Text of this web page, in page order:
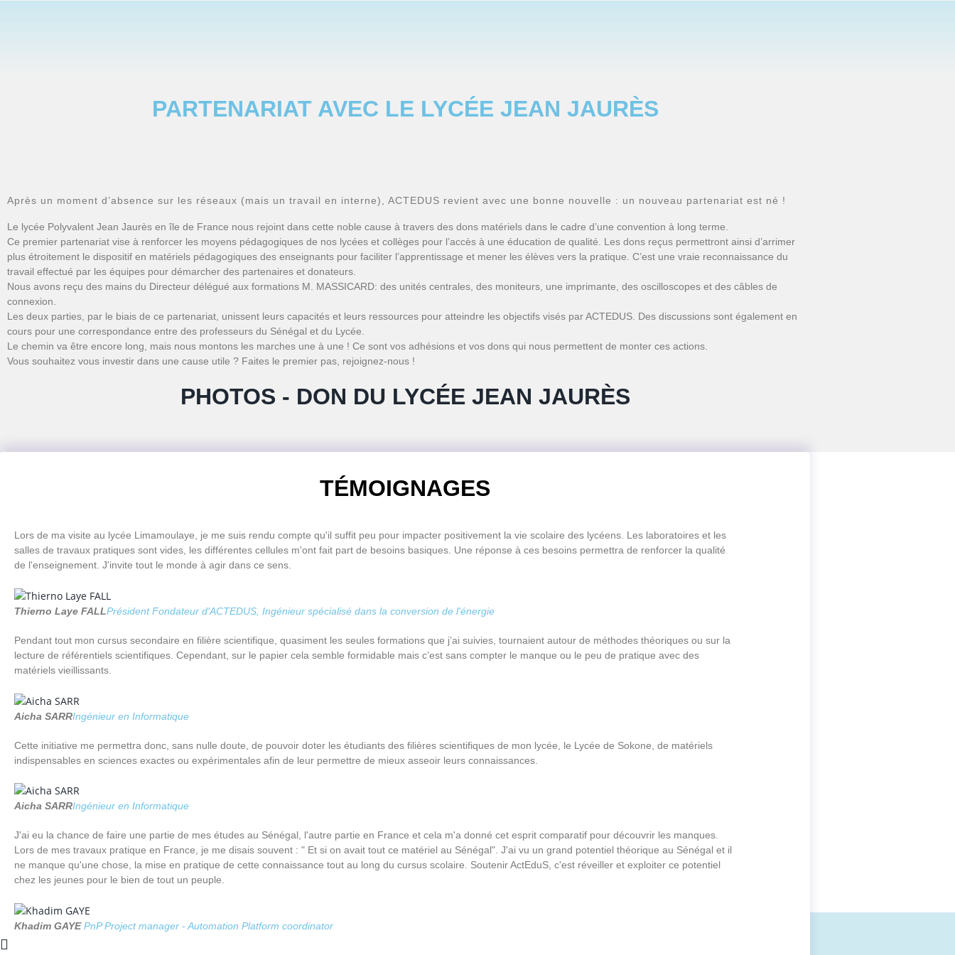
PARTENARIAT AVEC LE LYCÉE JEAN JAURÈS
Après un moment d’absence sur les réseaux (mais un travail en interne), ACTEDUS revient avec une bonne nouvelle : un nouveau partenariat est né !
Le lycée Polyvalent Jean Jaurès en île de France nous rejoint dans cette noble cause à travers des dons matériels dans le cadre d’une convention à long terme.
Ce premier partenariat vise à renforcer les moyens pédagogiques de nos lycées et collèges pour l’accès à une éducation de qualité. Les dons reçus permettront ainsi d’arrimer
plus étroitement le dispositif en matériels pédagogiques des enseignants pour faciliter l’apprentissage et mener les élèves vers la pratique. C’est une vraie reconnaissance du
travail effectué par les équipes pour démarcher des partenaires et donateurs.
Nous avons reçu des mains du Directeur délégué aux formations M. MASSICARD: des unités centrales, des moniteurs, une imprimante, des oscilloscopes et des câbles de
connexion.
Les deux parties, par le biais de ce partenariat, unissent leurs capacités et leurs ressources pour atteindre les objectifs visés par ACTEDUS. Des discussions sont également en
cours pour une correspondance entre des professeurs du Sénégal et du Lycée.
Le chemin va être encore long, mais nous montons les marches une à une ! Ce sont vos adhésions et vos dons qui nous permettent de monter ces actions.
Vous souhaitez vous investir dans une cause utile ? Faites le premier pas, rejoignez-nous !
PHOTOS - DON DU LYCÉE JEAN JAURÈS
TÉMOIGNAGES
Lors de ma visite au lycée Limamoulaye, je me suis rendu compte qu'il suffit peu pour impacter positivement la vie scolaire des lycéens. Les laboratoires et les
salles de travaux pratiques sont vides, les différentes cellules m'ont fait part de besoins basiques. Une réponse à ces besoins permettra de renforcer la qualité
de l'enseignement. J'invite tout le monde à agir dans ce sens.
Thierno Laye FALLPrésident Fondateur d'ACTEDUS, Ingénieur spécialisé dans la conversion de l'énergie
Pendant tout mon cursus secondaire en filière scientifique, quasiment les seules formations que j’ai suivies, tournaient autour de méthodes théoriques ou sur la
lecture de référentiels scientifiques. Cependant, sur le papier cela semble formidable mais c’est sans compter le manque ou le peu de pratique avec des
matériels vieillissants.
Aicha SARRIngénieur en Informatique
Cette initiative me permettra donc, sans nulle doute, de pouvoir doter les étudiants des filières scientifiques de mon lycée, le Lycée de Sokone, de matériels
indispensables en sciences exactes ou expérimentales afin de leur permettre de mieux asseoir leurs connaissances.
Aicha SARRIngénieur en Informatique
J'ai eu la chance de faire une partie de mes études au Sénégal, l'autre partie en France et cela m'a donné cet esprit comparatif pour découvrir les manques.
Lors de mes travaux pratique en France, je me disais souvent : " Et si on avait tout ce matériel au Sénégal". J'ai vu un grand potentiel théorique au Sénégal et il
ne manque qu'une chose, la mise en pratique de cette connaissance tout au long du cursus scolaire. Soutenir ActEduS, c'est réveiller et exploiter ce potentiel
chez les jeunes pour le bien de tout un peuple.
Khadim GAYEPnP Project manager - Automation Platform coordinator